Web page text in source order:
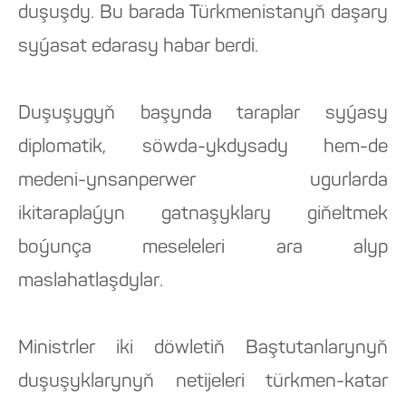
duşuşdy. Bu barada Türkmenistanyň daşary
syýasat edarasy habar berdi.
Duşuşygyň başynda taraplar syýasy
diplomatik, söwda-ykdysady hem-de
medeni-ynsanperwer ugurlarda
ikitaraplaýyn gatnaşyklary giňeltmek
boýunça meseleleri ara alyp
maslahatlaşdylar.
Ministrler iki döwletiň Baştutanlarynyň
duşuşyklarynyň netijeleri türkmen-katar